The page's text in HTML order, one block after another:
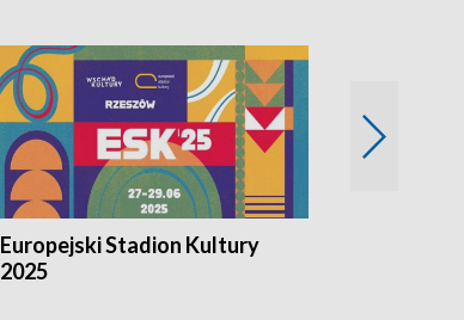
Europejski Stadion Kultury
2025